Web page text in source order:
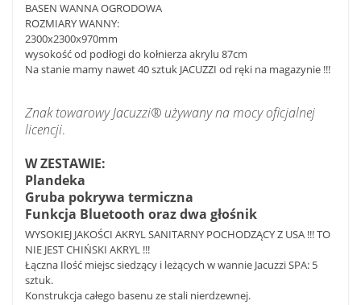
BASEN WANNA OGRODOWA
ROZMIARY WANNY:
2300x2300x970mm
wysokość od podłogi do kołnierza akrylu 87cm
Na stanie mamy nawet 40 sztuk JACUZZI od ręki na magazynie !!!
Znak towarowy Jacuzzi® używany na mocy oficjalnej
licencji.
W ZESTAWIE:
Plandeka
Gruba pokrywa termiczna
Funkcja Bluetooth oraz dwa głośnik
WYSOKIEJ JAKOŚCI AKRYL SANITARNY POCHODZĄCY Z USA !!! TO
NIE JEST CHIŃSKI AKRYL !!!
Łączna Ilość miejsc siedzący i leżących w wannie Jacuzzi SPA: 5
sztuk.
Konstrukcja całego basenu ze stali nierdzewnej.